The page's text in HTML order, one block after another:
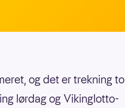
og det er trekning to
lørdag og Vikinglotto-